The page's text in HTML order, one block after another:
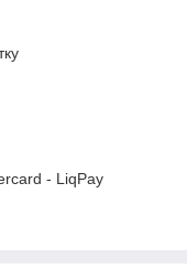
- LiqPay